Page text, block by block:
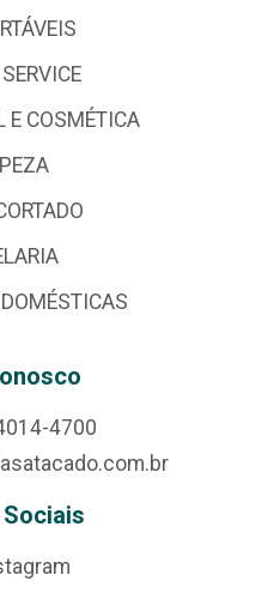
E COSMÉTICA
4700